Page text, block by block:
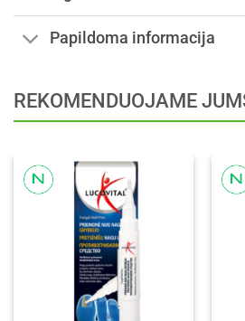
Papildoma informacija
REKOMENDUOJAME